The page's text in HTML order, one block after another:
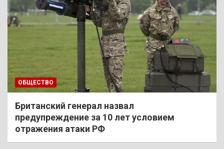
ОБЩЕСТВО
Британский генерал назвал
предупреждение за 10 лет условием
отражения атаки РФ